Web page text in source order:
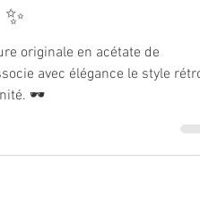
✨
originale en acétate de
avec élégance le style rétro
🕶️